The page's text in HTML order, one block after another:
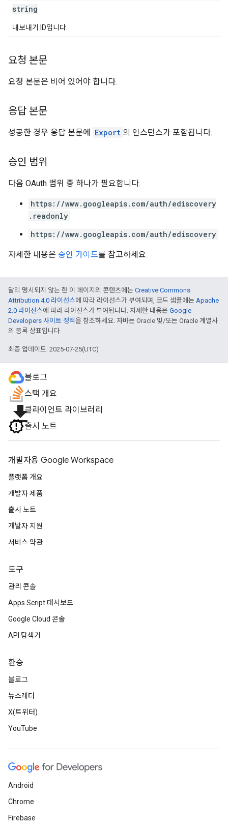
string
내보내기 ID입니다.
요청 본문
요청 본문은 비어 있어야 합니다.
응답 본문
성공한 경우 응답 본문에 Export 의 인스턴스가 포함됩니다.
승인 범위
다음 OAuth 범위 중 하나가 필요합니다.
https://www.googleapis.com/auth/ediscovery
.readonly
https://www.googleapis.com/auth/ediscovery
자세한 내용은 승인 가이드를 참고하세요.
달리 명시되지 않는 한 이 페이지의 콘텐츠에는 Creative Commons
Attribution 4.0 라이선스에 따라 라이선스가 부여되며, 코드 샘플에는 Apache
2.0 라이선스에 따라 라이선스가 부여됩니다. 자세한 내용은 Google
Developers 사이트 정책을 참조하세요. 자바는 Oracle 및/또는 Oracle 계열사
의 등록 상표입니다.
최종 업데이트: 2025-07-25(UTC)
블로그
스택 개요
file_download클라이언트 라이브러리
출시 노트
개발자용 Google Workspace
플랫폼 개요
개발자 제품
출시 노트
개발자 지원
서비스 약관
도구
관리 콘솔
Apps Script 대시보드
Google Cloud 콘솔
API 탐색기
환승
블로그
뉴스레터
X(트위터)
YouTube
Android
Chrome
Firebase